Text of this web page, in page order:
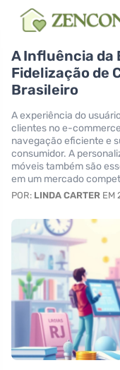
A Influência da
Fidelização de
Brasileiro
A experiência do
clientes no e-
navegação eficiente e
consumidor. A
móveis também são
em um mercado
POR: LINDA CARTER EM